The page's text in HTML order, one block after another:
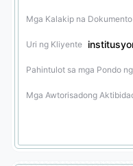
Mga Kalakip na Dokumento
Uri ng Kliyente
Pahintulot sa mga Pondo
Mga Awtorisadong